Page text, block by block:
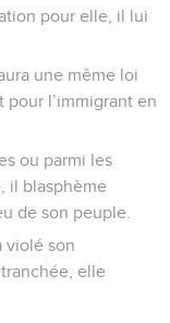
pour elle, il lui
une même loi
pour l’immigrant en
ou parmi les
il blasphème
de son peuple.
violé son
elle